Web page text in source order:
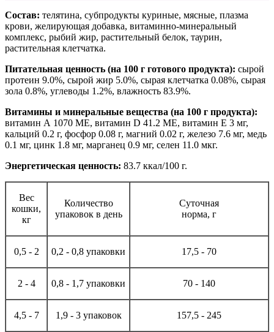
Состав: телятина, субпродукты куриные, мясные, плазма
крови, желирующая добавка, витаминно-минеральный
комплекс, рыбий жир, растительный белок, таурин,
растительная клетчатка.
Питательная ценность (на 100 г готового продукта): сырой
протеин 9.0%, сырой жир 5.0%, сырая клетчатка 0.08%, сырая
зола 0.8%, углеводы 1.2%, влажность 83.9%.
Витамины и минеральные вещества (на 100 г продукта):
витамин А 1070 МЕ, витамин D 41.2 МЕ, витамин Е 3 мг,
кальций 0.2 г, фосфор 0.08 г, магний 0.02 г, железо 7.6 мг, медь
0.1 мг, цинк 1.8 мг, марганец 0.9 мг, селен 11.0 мкг.
Энергетическая ценность: 83.7 ккал/100 г.
Вес
кошки,
кг
Количество
упаковок в день
Суточная
норма, г
0,5 - 2 0,2 - 0,8 упаковки 17,5 - 70
2 - 4 0,8 - 1,7 упаковки 70 - 140
4,5 - 7 1,9 - 3 упаковок 157,5 - 245